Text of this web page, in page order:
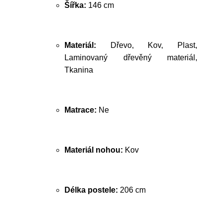
Šířka: 146 cm
Materiál: Dřevo, Kov, Plast,
Laminovaný dřevěný materiál,
Tkanina
Matrace: Ne
Materiál nohou: Kov
Délka postele: 206 cm